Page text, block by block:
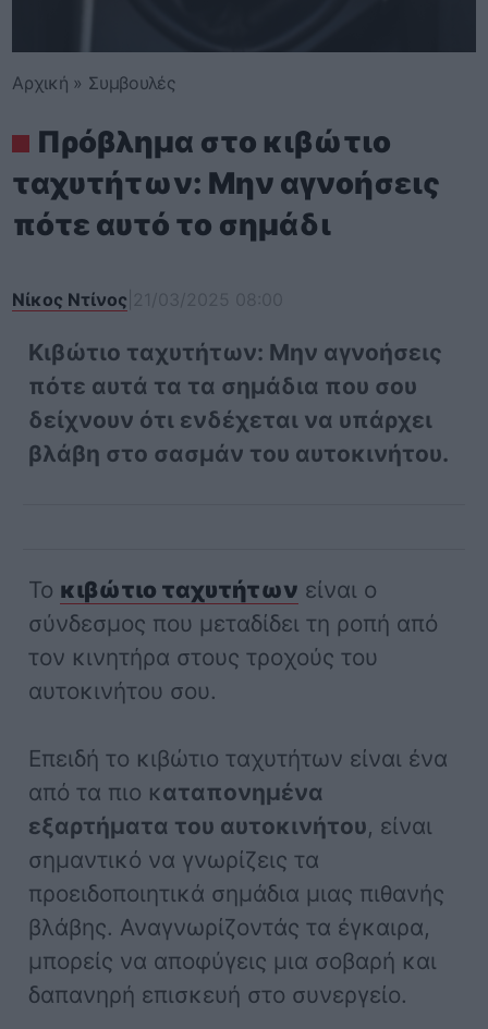
Αρχική » Συμβουλές
Πρόβλημα στο κιβώτιο
ταχυτήτων: Μην αγνοήσεις
πότε αυτό το σημάδι
Νίκος Ντίνος
Κιβώτιο ταχυτήτων: Μην αγνοήσεις
πότε αυτά τα τα σημάδια που σου
δείχνουν ότι ενδέχεται να υπάρχει
βλάβη στο σασμάν του αυτοκινήτου.
Το κιβώτιο ταχυτήτων είναι ο
σύνδεσμος που μεταδίδει τη ροπή από
τον κινητήρα στους τροχούς του
αυτοκινήτου σου.
Επειδή το κιβώτιο ταχυτήτων είναι ένα
από τα πιο καταπονημένα
εξαρτήματα του αυτοκινήτου, είναι
σημαντικό να γνωρίζεις τα
προειδοποιητικά σημάδια μιας πιθανής
βλάβης. Αναγνωρίζοντάς τα έγκαιρα,
μπορείς να αποφύγεις μια σοβαρή και
δαπανηρή επισκευή στο συνεργείο.